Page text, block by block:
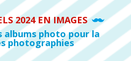
2024 EN IMAGES
albums photo pour la
photographies